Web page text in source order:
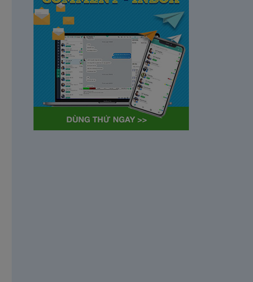
28/05/2020
63367
Khi tham gia chương trình
Partner Program của YouTube,
…
Cách bỏ ẩn trò chuyện trên
Zalo ở thiết bị máy tính và
điện thoại iphone
26/05/2020
62306
Bỏ ẩn cuộc trò chuyện là tính
năng khá…